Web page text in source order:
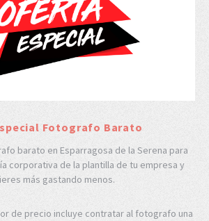
Fotografo Barato
barato en Esparragosa de la Serena para
corporativa de la plantilla de tu empresa y
más gastando menos.
de precio incluye contratar al fotografo una